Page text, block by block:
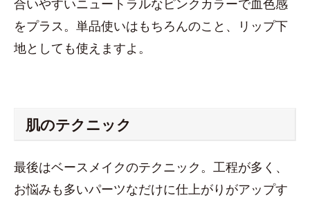
合いやすいニュートラルなピンクカラーで血色感
をプラス。単品使いはもちろんのこと、リップ下
地としても使えますよ。
肌のテクニック
最後はベースメイクのテクニック。工程が多く、
お悩みも多いパーツなだけに仕上がりがアップす